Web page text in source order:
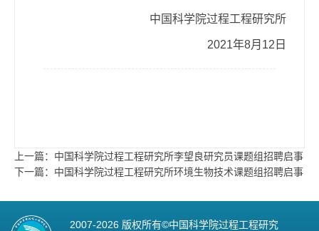
中国科学院过程工程研究所
2021年8月 12 日
上一篇：中国科学院过程工程研究所李望良研究员课题组招聘启事
下一篇：中国科学院过程工程研究所环境生物技术课题组招聘启事
2007-2026 版权所有©中国科学院过程工程研究